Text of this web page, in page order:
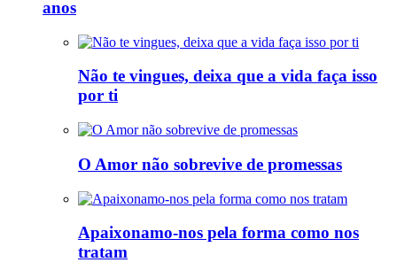
anos
Não te vingues, deixa que a vida faça isso
por ti
O Amor não sobrevive de promessas
Apaixonamo-nos pela forma como nos
tratam